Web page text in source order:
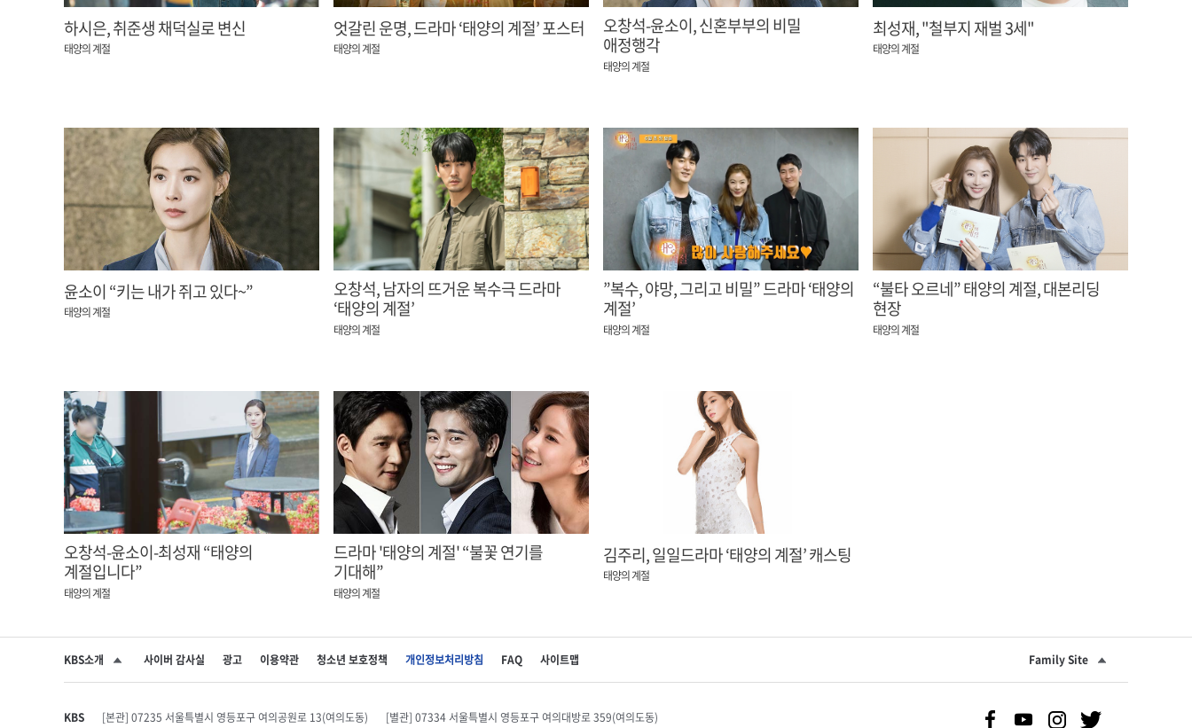
하시은, 취준생 채덕실로 변신
태양의 계절
엇갈린 운명, 드라마 ‘태양의 계절’ 포스터
태양의 계절
오창석-윤소이, 신혼부부의 비밀
애정행각
태양의 계절
최성재, "철부지 재벌 3세"
태양의 계절
윤소이 “키는 내가 쥐고 있다~”
태양의 계절
오창석, 남자의 뜨거운 복수극 드라마
‘태양의 계절’
태양의 계절
”복수, 야망, 그리고 비밀” 드라마 ‘태양의
계절’
태양의 계절
“불타 오르네” 태양의 계절, 대본리딩
현장
태양의 계절
오창석-윤소이-최성재 “태양의
계절입니다”
태양의 계절
드라마 '태양의 계절' “불꽃 연기를
기대해”
태양의 계절
김주리, 일일드라마 ‘태양의 계절’ 캐스팅
태양의 계절
KBS소개 사이버 감사실 광고 이용약관 청소년 보호정책 개인정보처리방침 FAQ 사이트맵 Family Site
KBS [본관] 07235 서울특별시 영등포구 여의공원로 13(여의도동) [별관] 07334 서울특별시 영등포구 여의대방로 359(여의도동)
SNS 공유하기